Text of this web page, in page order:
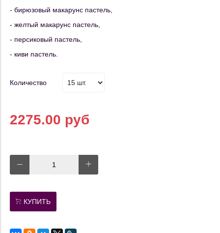
- бирюзовый макарунс пастель,
- желтый макарунс пастель,
- персиковый пастель,
- киви пастель.
Количество
2275.00 руб
КУПИТЬ